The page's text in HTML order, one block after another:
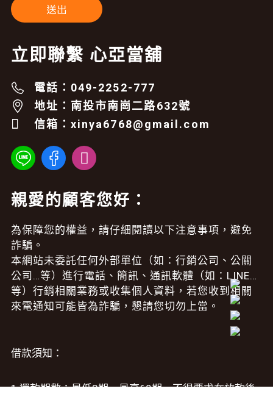
立即聯繫 心亞當舖
電話：049-2252-777
地址：南投市南崗二路632號
信箱：xinya6768@gmail.com
親愛的顧客您好：
為保障您的權益，請仔細閱讀以下注意事項，避免
詐騙。
本網站未委託任何外部單位（如：行銷公司、公關
公司…等）進行電話、簡訊、通訊軟體（如：LINE…
等）行銷相關業務或收集個人資料，若您收到相關
來電通知可能皆為詐騙，懇請您切勿上當。
借款須知：
1.還款期數：最低3期～最高60期，不得要求在放款後